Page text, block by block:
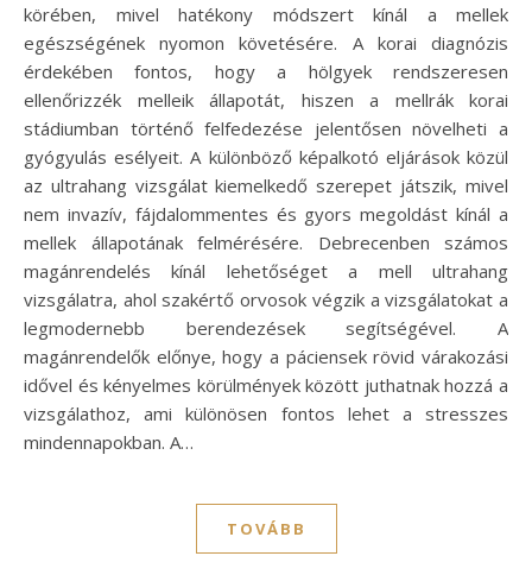
körében, mivel hatékony módszert kínál a mellek
egészségének nyomon követésére. A korai diagnózis
érdekében fontos, hogy a hölgyek rendszeresen
ellenőrizzék melleik állapotát, hiszen a mellrák korai
stádiumban történő felfedezése jelentősen növelheti a
gyógyulás esélyeit. A különböző képalkotó eljárások közül
az ultrahang vizsgálat kiemelkedő szerepet játszik, mivel
nem invazív, fájdalommentes és gyors megoldást kínál a
mellek állapotának felmérésére. Debrecenben számos
magánrendelés kínál lehetőséget a mell ultrahang
vizsgálatra, ahol szakértő orvosok végzik a vizsgálatokat a
legmodernebb berendezések segítségével. A
magánrendelők előnye, hogy a páciensek rövid várakozási
idővel és kényelmes körülmények között juthatnak hozzá a
vizsgálathoz, ami különösen fontos lehet a stresszes
mindennapokban. A…
TOVÁBB